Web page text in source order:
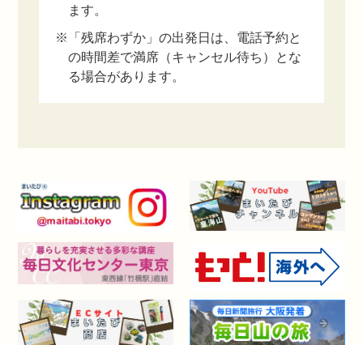
ます。
※「残席わずか」の出発日は、電話予約と
の時間差で満席（キャンセル待ち）とな
る場合があります。